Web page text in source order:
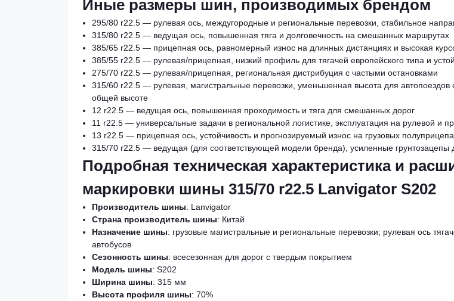
Иные размеры шин, производимых брендом
295/80 r22.5 — рулевая ось, междугородные и региональные перевозки, стабильное
315/80 r22.5 — ведущая ось, повышенная тяга и долговечность на смешанных маршрутах
385/65 r22.5 — прицепная ось, равномерный износ на длинных дистанциях и высокая
385/55 r22.5 — рулевая/прицепная, низкий профиль для тягачей европейского типа и
275/70 r22.5 — рулевая/прицепная, региональная дистрибуция с частыми остановками
315/60 r22.5 — рулевая, магистральные перевозки, уменьшенная высота для автопоездов
общей высоте
12 r22.5 — ведущая ось, повышенная проходимость и тяга для смешанных дорог
11 r22.5 — универсальные задачи в региональной логистике, эксплуатация на рулевой и
13 r22.5 — прицепная ось, устойчивость и прогнозируемый износ на грузовых
315/70 r22.5 — ведущая (для соответствующей модели бренда), усиленные грунтозацепы
Подробная техническая характеристика и
маркировки шины 315/70 r22.5 Lanvigator S202
Производитель шины: Lanvigator
Страна производитель шины: Китай
Назначение шины: грузовые магистральные и региональные перевозки; рулевая ось
автобусов
Сезонность шины: всесезонная для дорог с твердым покрытием
Модель шины: S202
Ширина шины: 315 мм
Высота профиля шины: 70%